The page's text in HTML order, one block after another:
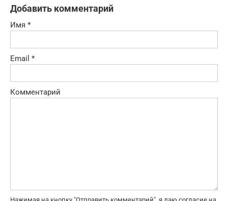
Добавить комментарий
Имя *
Email *
Комментарий